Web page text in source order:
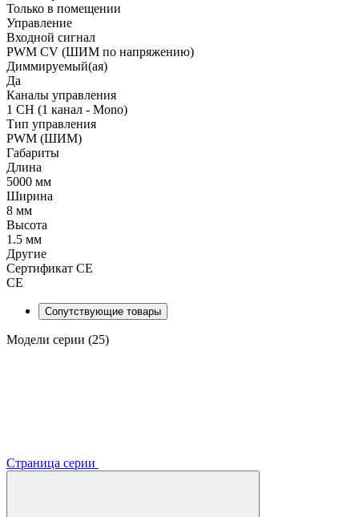
Только в помещении
Управление
Входной сигнал
PWM СV (ШИМ по напряжению)
Диммируемый(ая)
Да
Каналы управления
1 CH (1 канал - Mono)
Тип управления
PWM (ШИМ)
Габариты
Длина
5000 мм
Ширина
8 мм
Высота
1.5 мм
Другие
Сертификат CE
CE
Сопутствующие товары
Модели серии (25)
Страница серии